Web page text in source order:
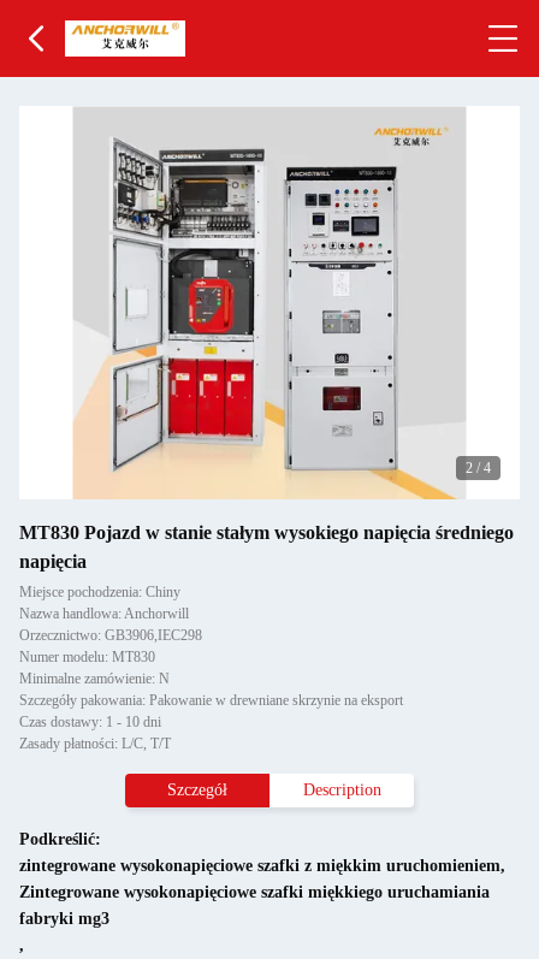
2 / 4
MT830 Pojazd w stanie stałym wysokiego napięcia średniego
napięcia
Miejsce pochodzenia: Chiny
Nazwa handlowa: Anchorwill
Orzecznictwo: GB3906,IEC298
Numer modelu: MT830
Minimalne zamówienie: N
Szczegóły pakowania: Pakowanie w drewniane skrzynie na eksport
Czas dostawy: 1 - 10 dni
Zasady płatności: L/C, T/T
Szczegół Description
Podkreślić:
zintegrowane wysokonapięciowe szafki z miękkim uruchomieniem,
Zintegrowane wysokonapięciowe szafki miękkiego uruchamiania
fabryki mg3
,